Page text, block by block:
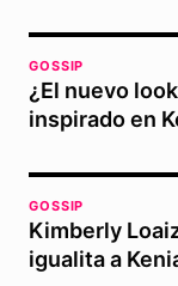
GOSSIP
¿El nuevo
inspirado en
GOSSIP
Kimberly
igualita a